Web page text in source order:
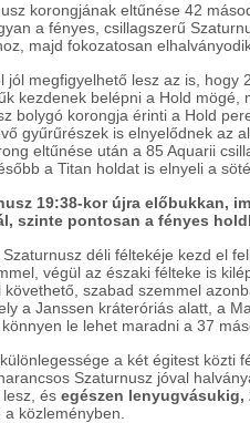
korongjának eltűnése 42
a fényes, csillagszerű
majd fokozatosan
jól megfigyelhető lesz az is, hogy
kezdenek belépni a Hold
bolygó korongja érinti a Hold
gyűrűrészek is elnyelődnek az
eltűnése után a 85 Aquarii
a Titan holdat is elnyeli a
19:38-kor újra előbukkan,
szinte pontosan a fényes
Szaturnusz déli féltekéje kezd el
végül az északi félteke is
követhető, szabad szemmel
a Janssen kráteróriás alatt, a
le lehet maradni a 37
a két égitest közti
Szaturnusz jóval
és egészen
közleményben.